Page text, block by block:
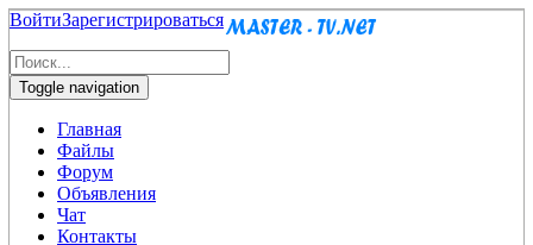
ВойтиЗарегистрироваться
Toggle navigation
Главная
Файлы
Форум
Объявления
Чат
Контакты